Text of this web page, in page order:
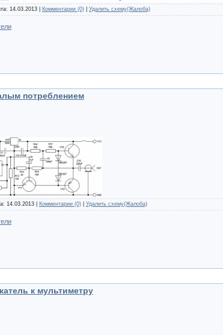
14.03.2013 Комментарии (0) Удалить схему(Жалоба)
потреблением
14.03.2013 Комментарии (0) Удалить схему(Жалоба)
к мультиметру